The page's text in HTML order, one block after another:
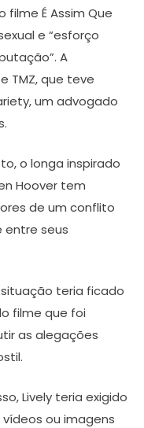
É Assim Que
e “esforço
A
TMZ, que teve
um advogado
o longa inspirado
Hoover tem
de um conflito
entre seus
teria ficado
filme que foi
as alegações
Lively teria exigido
ou imagens